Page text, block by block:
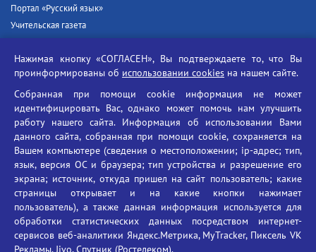
Портал «Русский язык»
Учительская газета
Единый портал государственных услуг
Противодействие угрозам информационной безопасности
Социальные ролики - Генеральная прокуратура РФ
Противодействие коррупции
БГУ против наркотиков
Брянский государственный университет
имени академика И.Г. Петровского
Время работы: пн-пт 09:00-18:00
Телефон: +7(4832)58-90-85
Нажимая кнопку «СОГЛАСЕН», Вы подтверждаете то, что Вы
проинформированы об использовании cookies на нашем сайте.
Собранная при помощи cookie информация не может
идентифицировать Вас, однако может помочь нам улучшить
работу нашего сайта. Информация об использовании Вами
данного сайта, собранная при помощи cookie, сохраняется на
Вашем компьютере (сведения о местоположении; ip-адрес; тип,
язык, версия ОС и браузера; тип устройства и разрешение его
экрана; источник, откуда пришел на сайт пользователь; какие
страницы открывает и на какие кнопки нажимает
пользователь), а также данная информация используется для
обработки статистических данных посредством интернет-
сервисов веб-аналитики Яндекс.Метрика, MyTracker, Пиксель VK
Рекламы, Jivo, Спутник (Ростелеком).